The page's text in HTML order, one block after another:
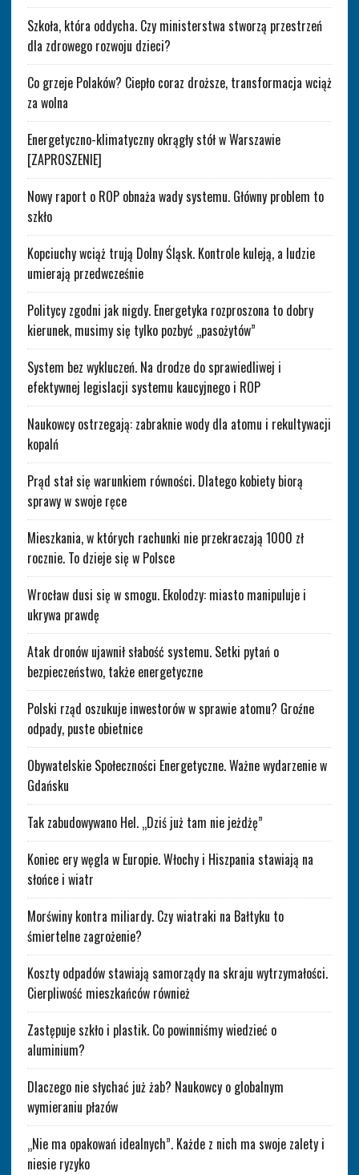
Szkoła, która oddycha. Czy ministerstwa stworzą przestrzeń
dla zdrowego rozwoju dzieci?
Co grzeje Polaków? Ciepło coraz droższe, transformacja wciąż
za wolna
Energetyczno-klimatyczny okrągły stół w Warszawie
[ZAPROSZENIE]
Nowy raport o ROP obnaża wady systemu. Główny problem to
szkło
Kopciuchy wciąż trują Dolny Śląsk. Kontrole kuleją, a ludzie
umierają przedwcześnie
Politycy zgodni jak nigdy. Energetyka rozproszona to dobry
kierunek, musimy się tylko pozbyć „pasożytów”
System bez wykluczeń. Na drodze do sprawiedliwej i
efektywnej legislacji systemu kaucyjnego i ROP
Naukowcy ostrzegają: zabraknie wody dla atomu i rekultywacji
kopalń
Prąd stał się warunkiem równości. Dlatego kobiety biorą
sprawy w swoje ręce
Mieszkania, w których rachunki nie przekraczają 1000 zł
rocznie. To dzieje się w Polsce
Wrocław dusi się w smogu. Ekolodzy: miasto manipuluje i
ukrywa prawdę
Atak dronów ujawnił słabość systemu. Setki pytań o
bezpieczeństwo, także energetyczne
Polski rząd oszukuje inwestorów w sprawie atomu? Groźne
odpady, puste obietnice
Obywatelskie Społeczności Energetyczne. Ważne wydarzenie w
Gdańsku
Tak zabudowywano Hel. „Dziś już tam nie jeżdżę”
Koniec ery węgla w Europie. Włochy i Hiszpania stawiają na
słońce i wiatr
Morświny kontra miliardy. Czy wiatraki na Bałtyku to
śmiertelne zagrożenie?
Koszty odpadów stawiają samorządy na skraju wytrzymałości.
Cierpliwość mieszkańców również
Zastępuje szkło i plastik. Co powinniśmy wiedzieć o
aluminium?
Dlaczego nie słychać już żab? Naukowcy o globalnym
wymieraniu płazów
„Nie ma opakowań idealnych”. Każde z nich ma swoje zalety i
niesie ryzyko